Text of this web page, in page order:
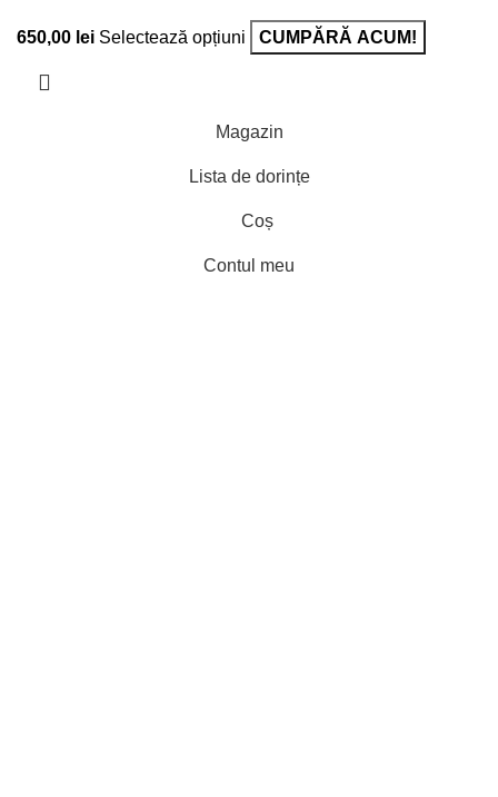
650,00 lei Selectează opțiuni CUMPĂRĂ ACUM!
Magazin
Lista de dorințe
Coș
Contul meu